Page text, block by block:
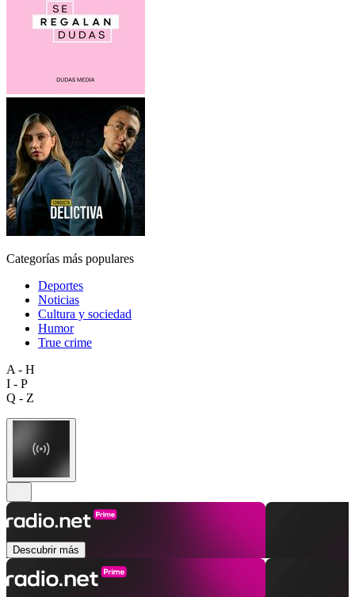
Categorías más populares
Deportes
Noticias
Cultura y sociedad
Humor
True crime
A - H
I - P
Q - Z
Descubrir más